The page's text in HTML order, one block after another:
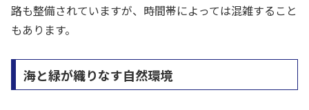
路も整備されていますが、時間帯によっては混雑すること
もあります。
海と緑が織りなす自然環境